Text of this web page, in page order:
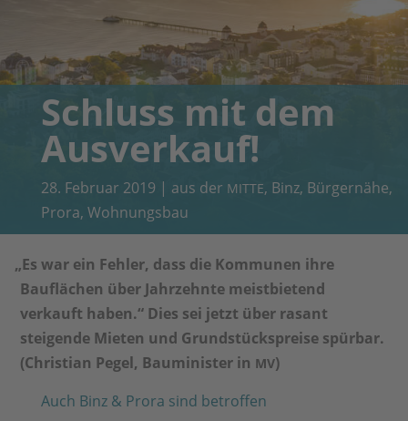
Schluss mit dem
Ausverkauf!
28. Februar 2019 | aus der MITTE, Binz, Bürgernähe,
Prora, Wohnungsbau
„Es war ein Fehler, dass die Kommunen ihre
Bauflächen über Jahrzehnte meistbietend
verkauft haben.“ Dies sei jetzt über rasant
steigende Mieten und Grundstückspreise spürbar.
(Christian Pegel, Bauminister in MV)
Auch Binz & Prora sind betroffen